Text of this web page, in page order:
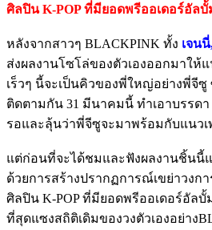
ศิลปิน K-POP ที่มียอดพรีออเดอร์อัล
หลังจากสาวๆ BLACKPINK ทั้ง เจน
ส่งผลงานโซโล่ของตัวเองออกมาให้
เร็วๆ นี้จะเป็นคิวของพี่ใหญ่อย่างพี่จี
ติดตามกัน 31 มีนาคมนี้ ทำเอาบรรดา
รอและลุ้นว่าพี่จีซูจะมาพร้อมกับแนว
แต่ก่อนที่จะได้ชมและฟังผลงานชิ้นนี้
ด้วยการสร้างปรากฏการณ์เขย่าวงกา
ศิลปิน K-POP ที่มียอดพรีออเดอร์อัลบั้
ที่สุดแซงสถิติเดิมของวงตัวเองอย่าง